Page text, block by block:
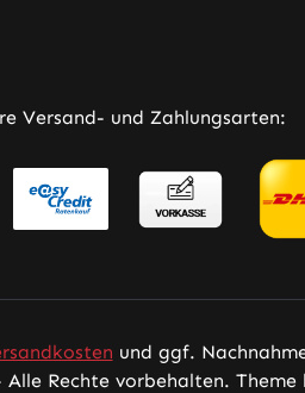
Link)
Versand- und Zahlungsarten:
und ggf.
Rechte vorbehalten. Theme